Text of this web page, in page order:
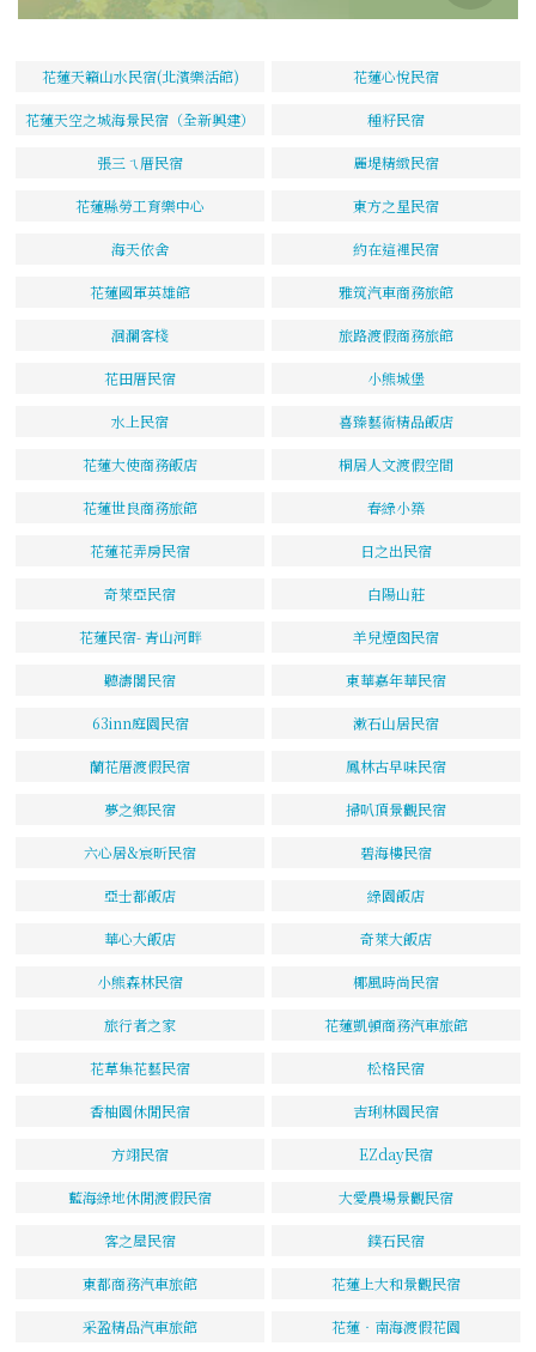
花蓮天籟山水民宿(北濱樂活館) 花蓮心悅民宿
花蓮天空之城海景民宿（全新興建） 種籽民宿
張三ㄟ厝民宿 麗堤精緻民宿
花蓮縣勞工育樂中心 東方之星民宿
海天依舍 約在這裡民宿
花蓮國軍英雄館 雅筑汽車商務旅館
洄瀾客棧 旅路渡假商務旅館
花田厝民宿 小熊城堡
水上民宿 喜臻藝術精品飯店
花蓮大使商務飯店 桐居人文渡假空間
花蓮世良商務旅館 春綠小築
花蓮花弄房民宿 日之出民宿
奇萊亞民宿 白陽山莊
花蓮民宿- 青山河畔 羊兒煙囪民宿
聽濤閣民宿 東華嘉年華民宿
63inn庭園民宿 漱石山居民宿
蘭花厝渡假民宿 鳳林古早味民宿
夢之鄉民宿 掃叭頂景觀民宿
六心居&宸昕民宿 碧海樓民宿
亞士都飯店 綠園飯店
華心大飯店 奇萊大飯店
小熊森林民宿 椰風時尚民宿
旅行者之家 花蓮凱頓商務汽車旅館
花草集花藝民宿 松格民宿
香柚園休閒民宿 吉琍林園民宿
方翊民宿 EZday民宿
藍海綠地休閒渡假民宿 大愛農場景觀民宿
客之屋民宿 鏷石民宿
東都商務汽車旅館 花蓮上大和景觀民宿
采盈精品汽車旅館 花蓮‧南海渡假花園